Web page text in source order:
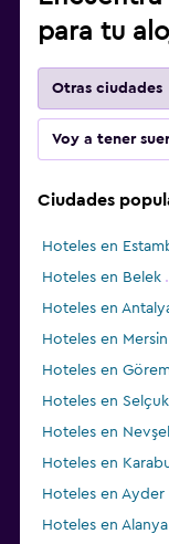
para tu
Otras ciudades
Voy a tener
Ciudades
Hoteles en
Hoteles en Belek
Hoteles en
Hoteles en Mersin
Hoteles en
Hoteles en Selçuk
Hoteles en
Hoteles en
Hoteles en Ayder
Hoteles en Alanya